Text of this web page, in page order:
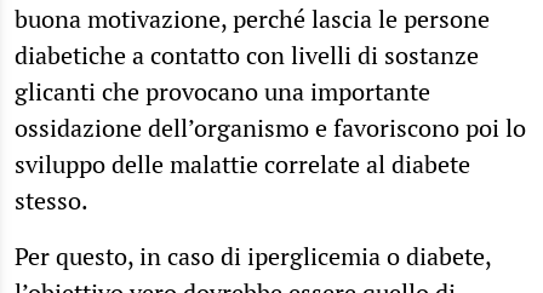
buona motivazione, perché lascia le persone
diabetiche a contatto con livelli di sostanze
glicanti che provocano una importante
ossidazione dell’organismo e favoriscono poi lo
sviluppo delle malattie correlate al diabete
stesso.
Per questo, in caso di iperglicemia o diabete,